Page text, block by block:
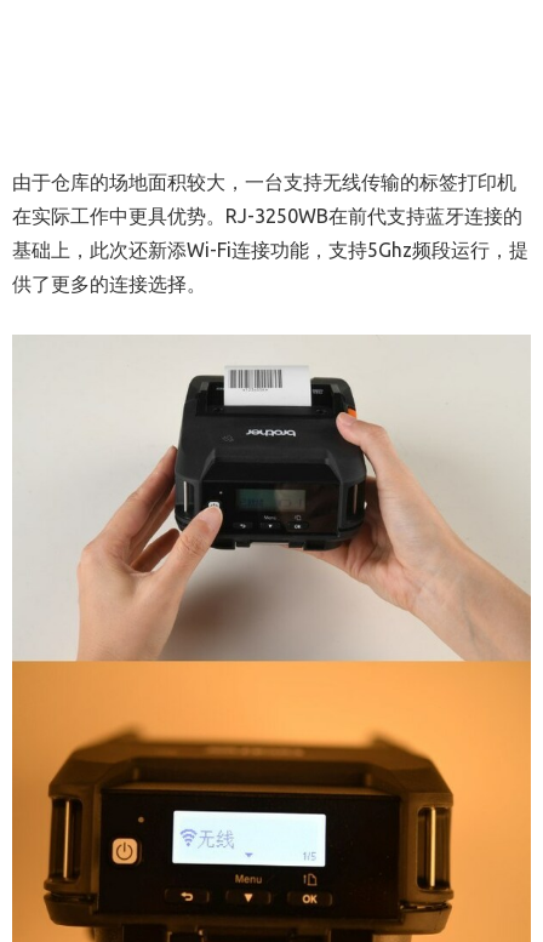
由于仓库的场地面积较大，一台支持无线传输的标签打印机
在实际工作中更具优势。RJ-3250WB在前代支持蓝牙连接的
基础上，此次还新添Wi-Fi连接功能，支持5Ghz频段运行，提
供了更多的连接选择。